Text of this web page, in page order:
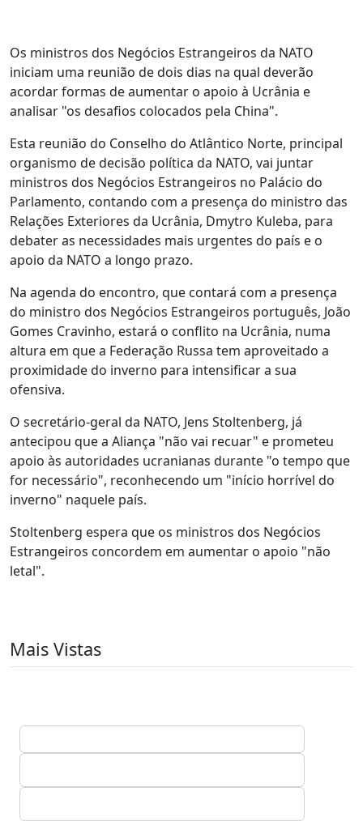
Os ministros dos Negócios Estrangeiros da NATO
iniciam uma reunião de dois dias na qual deverão
acordar formas de aumentar o apoio à Ucrânia e
analisar "os desafios colocados pela China".
Esta reunião do Conselho do Atlântico Norte, principal
organismo de decisão política da NATO, vai juntar
ministros dos Negócios Estrangeiros no Palácio do
Parlamento, contando com a presença do ministro das
Relações Exteriores da Ucrânia, Dmytro Kuleba, para
debater as necessidades mais urgentes do país e o
apoio da NATO a longo prazo.
Na agenda do encontro, que contará com a presença
do ministro dos Negócios Estrangeiros português, João
Gomes Cravinho, estará o conflito na Ucrânia, numa
altura em que a Federação Russa tem aproveitado a
proximidade do inverno para intensificar a sua
ofensiva.
O secretário-geral da NATO, Jens Stoltenberg, já
antecipou que a Aliança "não vai recuar" e prometeu
apoio às autoridades ucranianas durante "o tempo que
for necessário", reconhecendo um "início horrível do
inverno" naquele país.
Stoltenberg espera que os ministros dos Negócios
Estrangeiros concordem em aumentar o apoio "não
letal".
Mais Vistas